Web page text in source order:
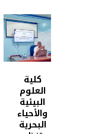
كلية
العلوم
البيئية
والأحياء
البحرية